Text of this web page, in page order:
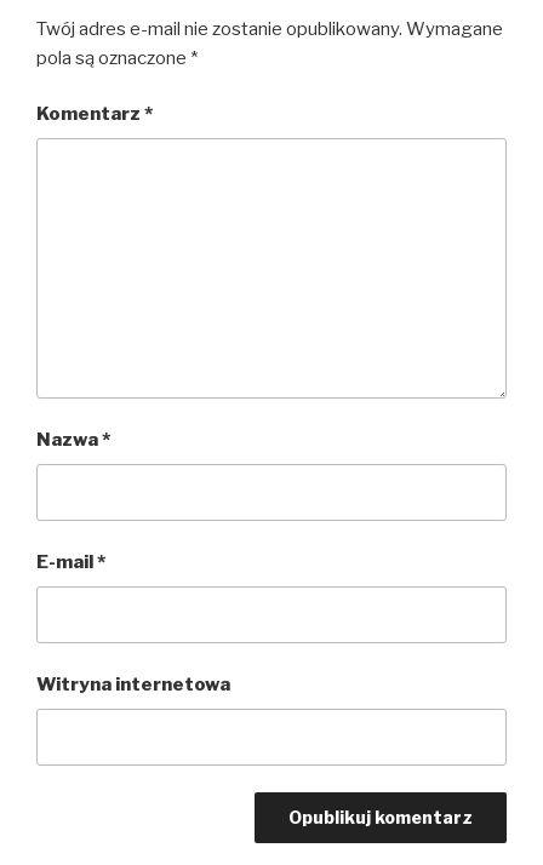
Twój adres e-mail nie zostanie opublikowany. Wymagane
pola są oznaczone *
Komentarz *
Nazwa*
E-mail*
Witryna internetowa